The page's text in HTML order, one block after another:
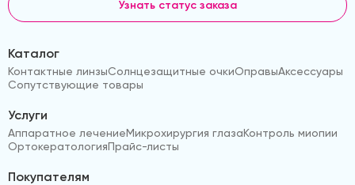
Узнать статус заказа
Каталог
Контактные линзыСолнцезащитные очкиОправыАксессуары
Сопутствующие товары
Услуги
Аппаратное лечениеМикрохирургия глазаКонтроль миопии
ОртокератологияПрайс-листы
Покупателям